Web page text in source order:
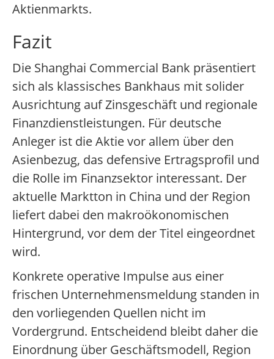
Aktienmarkts.
Fazit
Die Shanghai Commercial Bank präsentiert
sich als klassisches Bankhaus mit solider
Ausrichtung auf Zinsgeschäft und regionale
Finanzdienstleistungen. Für deutsche
Anleger ist die Aktie vor allem über den
Asienbezug, das defensive Ertragsprofil und
die Rolle im Finanzsektor interessant. Der
aktuelle Marktton in China und der Region
liefert dabei den makroökonomischen
Hintergrund, vor dem der Titel eingeordnet
wird.
Konkrete operative Impulse aus einer
frischen Unternehmensmeldung standen in
den vorliegenden Quellen nicht im
Vordergrund. Entscheidend bleibt daher die
Einordnung über Geschäftsmodell, Region